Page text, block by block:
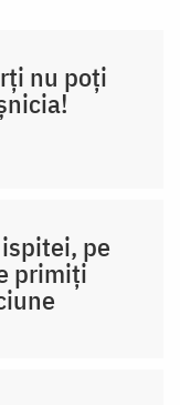
nu poți
pe
primiți